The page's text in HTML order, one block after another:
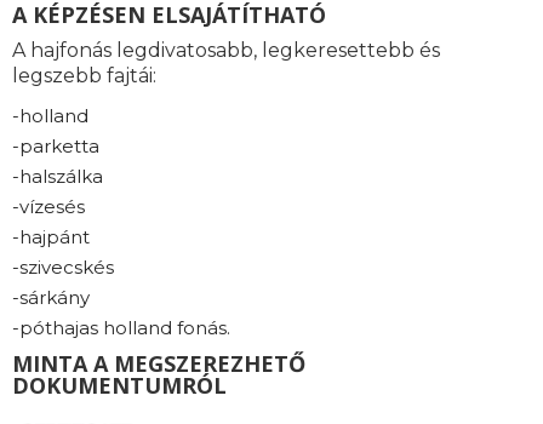
A KÉPZÉSEN ELSAJÁTÍTHATÓ
A hajfonás legdivatosabb, legkeresettebb és
legszebb fajtái:
-holland
-parketta
-halszálka
-vízesés
-hajpánt
-szivecskés
-sárkány
-póthajas holland fonás.
MINTA A MEGSZEREZHETŐ
DOKUMENTUMRÓL